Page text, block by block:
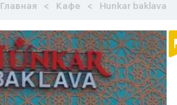
Главная Кафе Hunkar baklava